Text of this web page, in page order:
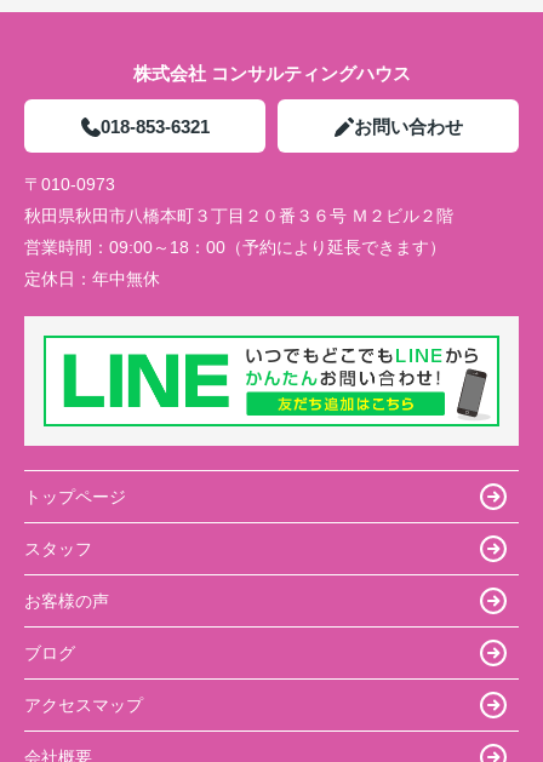
株式会社 コンサルティングハウス
018-853-6321 お問い合わせ
〒010-0973
秋田県秋田市八橋本町３丁目２０番３６号 Ｍ２ビル２階
営業時間： 09:00～18：00（予約により延長できます）
定休日： 年中無休
トップページ
スタッフ
お客様の声
ブログ
アクセスマップ
会社概要